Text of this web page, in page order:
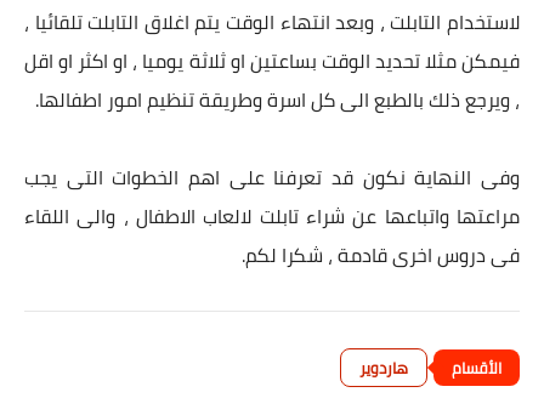
لاستخدام التابلت ، وبعد انتهاء الوقت يتم اغلاق التابلت تلقائيا ،
فيمكن مثلا تحديد الوقت بساعتين او ثلاثة يوميا ، او اكثر او اقل
، ويرجع ذلك بالطبع الى كل اسرة وطريقة تنظيم امور اطفالها.
وفى النهاية نكون قد تعرفنا على اهم الخطوات التى يجب
مراعتها واتباعها عن شراء تابلت لالعاب الاطفال ، والى اللقاء
فى دروس اخرى قادمة ، شكرا لكم.
هاردوير